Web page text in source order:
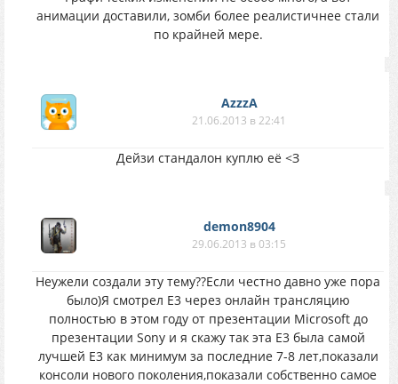
анимации доставили, зомби более реалистичнее стали
по крайней мере.
AzzzA
21.06.2013 в 22:41
Дейзи стандалон куплю её <З
demon8904
29.06.2013 в 03:15
Неужели создали эту тему??Если честно давно уже пора
было)Я смотрел E3 через онлайн трансляцию
полностью в этом году от презентации Microsoft до
презентации Sony и я скажу так эта E3 была самой
лучшей E3 как минимум за последние 7-8 лет,показали
консоли нового поколения,показали собственно самое